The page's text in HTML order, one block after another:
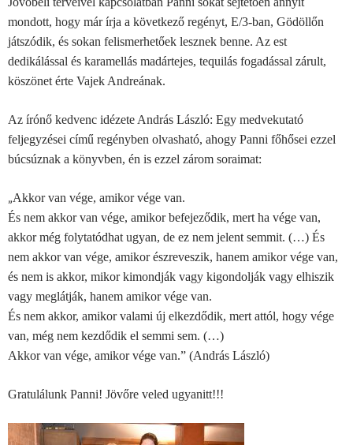
mondott, hogy már írja a következő regényt, E/3-ban, Gödöllőn
játszódik, és sokan felismerhetőek lesznek benne. Az est
dedikálással és karamellás madártejes, tequilás fogadással zárult,
köszönet érte Vajek Andreának.
Az írónő kedvenc idézete András László: Egy medvekutató
feljegyzései című regényben olvasható, ahogy Panni főhősei ezzel
búcsúznak a könyvben, én is ezzel zárom soraimat:
„Akkor van vége, amikor vége van.
És nem akkor van vége, amikor befejeződik, mert ha vége van,
akkor még folytatódhat ugyan, de ez nem jelent semmit. (…) És
nem akkor van vége, amikor észreveszik, hanem amikor vége van,
és nem is akkor, mikor kimondják vagy kigondolják vagy elhiszik
vagy meglátják, hanem amikor vége van.
És nem akkor, amikor valami új elkezdődik, mert attól, hogy vége
van, még nem kezdődik el semmi sem. (…)
Akkor van vége, amikor vége van.” (András László)
Gratulálunk Panni! Jövőre veled ugyanitt!!!